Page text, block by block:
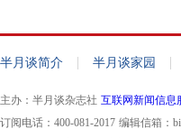
半月谈简介 | 半月谈家园 |
主办：半月谈杂志社 互联网新闻信息
订阅电话：400-081-2017 编辑信箱：